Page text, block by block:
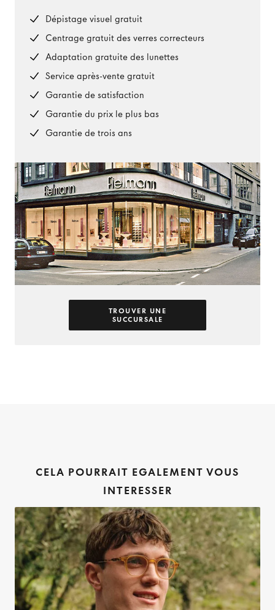
Dépistage visuel gratuit
Centrage gratuit des verres correcteurs
Adaptation gratuite des lunettes
Service après-vente gratuit
Garantie de satisfaction
Garantie du prix le plus bas
Garantie de trois ans
TROUVER UNE
SUCCURSALE
CELA POURRAIT EGALEMENT VOUS
INTERESSER